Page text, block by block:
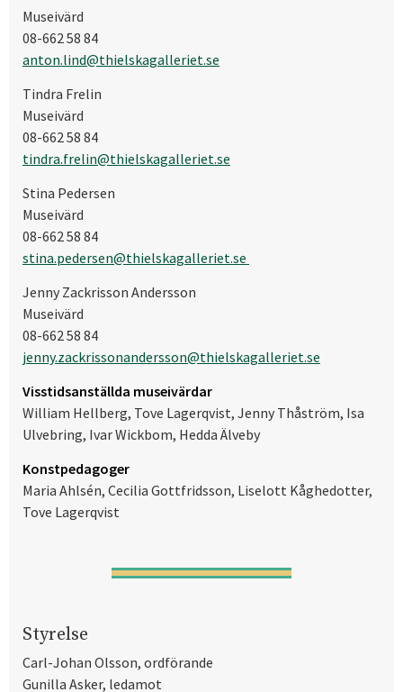
Museivärd
08-662 58 84
anton.lind@thielskagalleriet.se
Tindra Frelin
Museivärd
08-662 58 84
tindra.frelin@thielskagalleriet.se
Stina Pedersen
Museivärd
08-662 58 84
stina.pedersen@thielskagalleriet.se
Jenny Zackrisson Andersson
Museivärd
08-662 58 84
jenny.zackrissonandersson@thielskagalleriet.se
Visstidsanställda museivärdar
William Hellberg, Tove Lagerqvist, Jenny Thåström, Isa
Ulvebring, Ivar Wickbom, Hedda Älveby
Konstpedagoger
Maria Ahlsén, Cecilia Gottfridsson, Liselott Kåghedotter,
Tove Lagerqvist
Styrelse
Carl-Johan Olsson, ordförande
Gunilla Asker, ledamot